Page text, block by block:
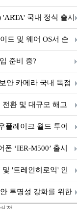
국내 정식 출시
드 및 웨어 OS서 순
준비 중?
안 카메라 국내 독점
환 및 대규모 해고
플레이크 월드 투어
‘IER-M500’ 출시
'트레인히로익' 인
투명성 강화를 위한